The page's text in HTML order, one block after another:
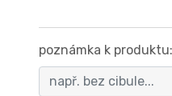
poznámka k produktu: